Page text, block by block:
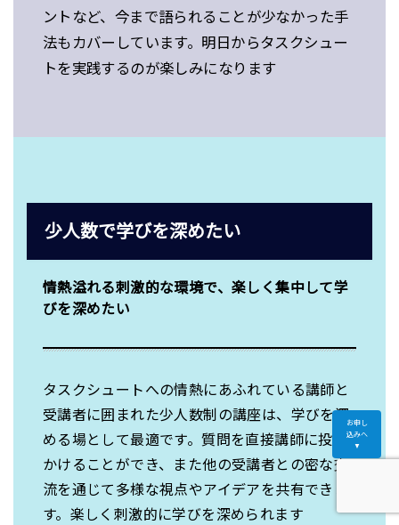
お申し
込みへ
▼
ントなど、今まで語られることが少なかった手
法もカバーしています。明日からタスクシュー
トを実践するのが楽しみになります
少人数で学びを深めたい
情熱溢れる刺激的な環境で、楽しく集中して学
びを深めたい
タスクシュートへの情熱にあふれている講師と
受講者に囲まれた少人数制の講座は、学びを深
める場として最適です。質問を直接講師に投げ
かけることができ、また他の受講者との密な交
流を通じて多様な視点やアイデアを共有できま
す。楽しく刺激的に学びを深められます